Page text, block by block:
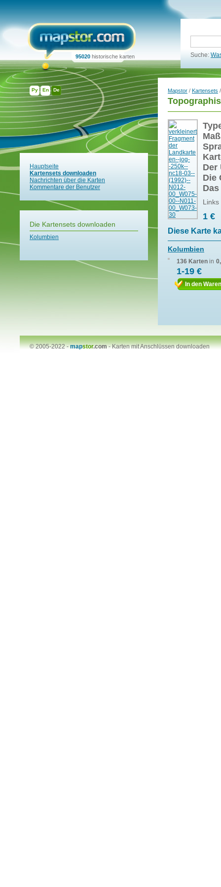
Ру En De
95020 historische karten Suche:
Hauptseite
Kartensets downloaden
Nachrichten über die Karten
Kommentare der Benutzer
Die Kartensets downloaden
Kolumbien
Mapstor / Kartensets
Der
Die
1 €
Diese Karte
Kolumbien
136 Karten in
1-19 €
In den
© 2005-2022 -mapstor.com-Karten mit Anschlüssen downloaden